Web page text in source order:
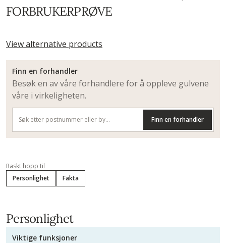
FORBRUKERPRØVE
View alternative products
Finn en forhandler
Besøk en av våre forhandlere for å oppleve gulvene
våre i virkeligheten.
Finn en forhandler
Raskt hopp til
Personlighet
Fakta
Personlighet
Viktige funksjoner